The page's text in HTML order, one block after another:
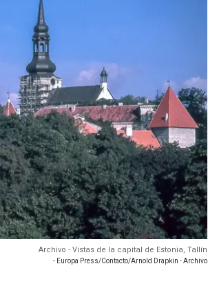
Archivo - Vistas de la capital de Estonia, Tallín
- Europa Press/Contacto/Arnold Drapkin - Archivo